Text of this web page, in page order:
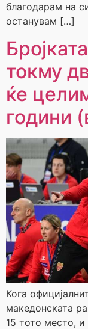
благодарам на
останувам […]
токму
ќе
години
Кога
македонската
15 тото место,